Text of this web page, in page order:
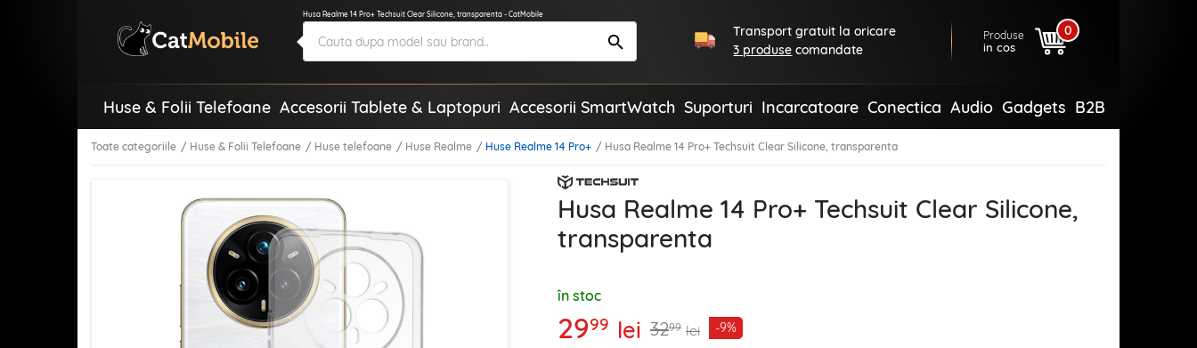
Husa Realme 14 Pro+ Techsuit Clear Silicone, transparenta - CatMobile
Transport gratuit la oricare
3 produse comandate
Produse
in cos
0
Huse & Folii Telefoane Accesorii Tablete & Laptopuri Accesorii SmartWatch Suporturi Incarcatoare Conectica Audio Gadgets B2B
Toate categoriile Huse & Folii Telefoane Huse telefoane Huse Realme Huse Realme 14 Pro+ Husa Realme 14 Pro+ Techsuit Clear Silicone, transparenta
Husa Realme 14 Pro+ Techsuit Clear Silicone,
transparenta
în stoc
2999 lei 3299 lei -9%